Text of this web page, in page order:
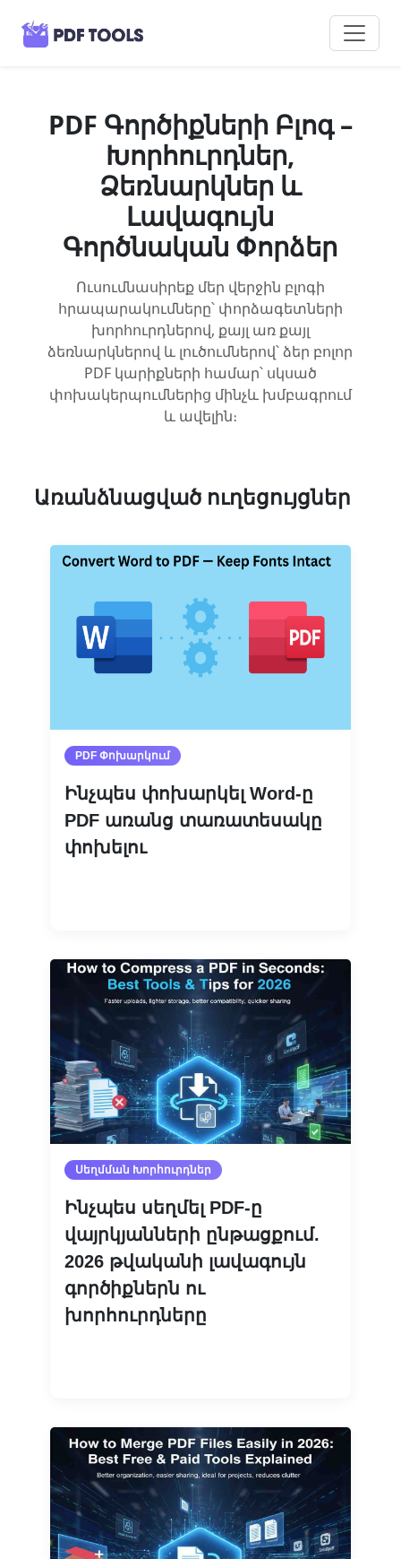
PDF Գործիքների Բլոգ –
Խորհուրդներ,
Ձեռնարկներ և
Լավագույն
Գործնական Փորձեր
Ուսումնասիրեք մեր վերջին բլոգի
հրապարակումները՝ փորձագետների
խորհուրդներով, քայլ առ քայլ
ձեռնարկներով և լուծումներով՝ ձեր բոլոր
PDF կարիքների համար՝ սկսած
փոխակերպումներից մինչև խմբագրում
և ավելին։
Առանձնացված ուղեցույցներ
PDF Փոխարկում
Ինչպես փոխարկել Word-ը
PDF առանց տառատեսակը
փոխելու
Սեղմման Խորհուրդներ
Ինչպես սեղմել PDF-ը
վայրկյանների ընթացքում.
2026 թվականի լավագույն
գործիքներն ու
խորհուրդները